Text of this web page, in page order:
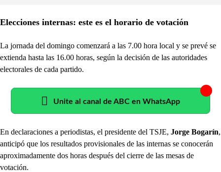
Elecciones internas: este es el horario de votación
La jornada del domingo comenzará a las 7.00 hora local y se prevé se
extienda hasta las 16.00 horas, según la decisión de las autoridades
electorales de cada partido.
Unite al canal de ABC en WhatsApp
En declaraciones a periodistas, el presidente del TSJE, Jorge Bogarín,
anticipó que los resultados provisionales de las internas se conocerán
aproximadamente dos horas después del cierre de las mesas de
votación.